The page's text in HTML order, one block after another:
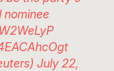
July 22,